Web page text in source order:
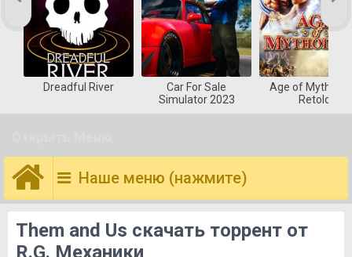
Dreadful River
Car For Sale
Simulator 2023
Age of
Retold
Наше меню (нажмите)
Them and Us скачать торрент от
R.G. Механики